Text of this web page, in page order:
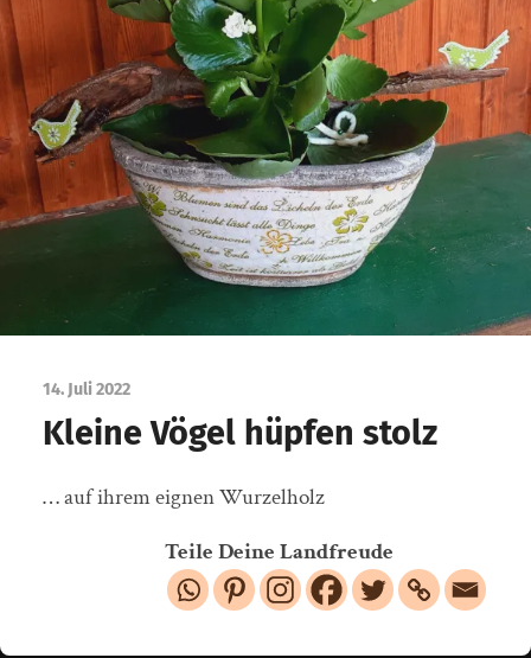
14. Juli 2022
Kleine Vögel hüpfen stolz
… auf ihrem eignen Wurzelholz
Teile Deine Landfreude